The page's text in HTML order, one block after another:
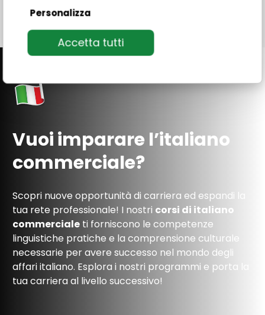
Personalizza
Accetta tutti
Vuoi imparare l’italiano
commerciale?
Scopri nuove opportunità di carriera ed espandi la
tua rete professionale! I nostri corsi di italiano
commerciale ti forniscono le competenze
linguistiche pratiche e la comprensione culturale
necessarie per avere successo nel mondo degli
affari italiano. Esplora i nostri programmi e porta la
tua carriera al livello successivo!